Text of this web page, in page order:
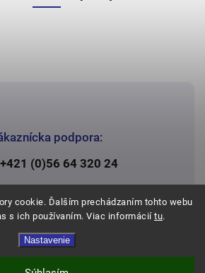
cookie. Ďalším prechádzaním tohto webu
s ich používaním. Viac informácií tu.
Nastavenie
podpora:
+421 (0)56 64 320 24
Papier Lechman. Všetky práva vyhradené.
Shoptet | Design